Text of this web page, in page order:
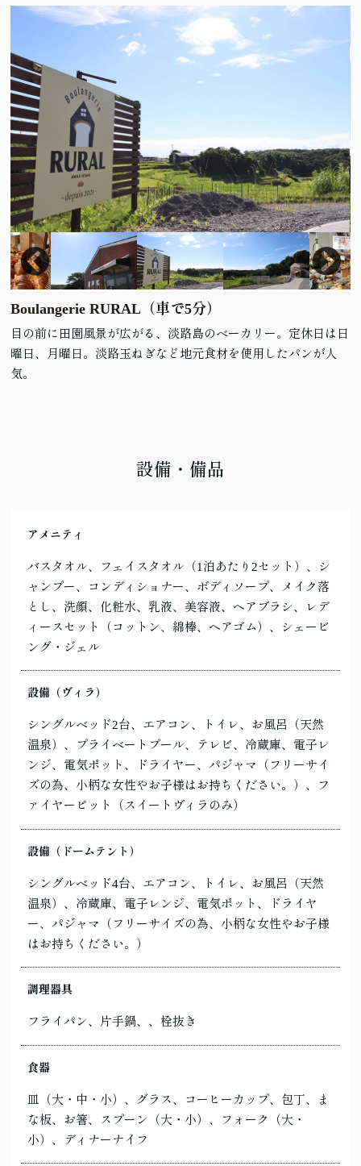
Boulangerie RURAL（車で5分）
目の前に田園風景が広がる、淡路島のベーカリー。定休日は日
曜日、月曜日。淡路玉ねぎなど地元食材を使用したパンが人
気。
設備・備品
アメニティ
バスタオル、フェイスタオル（1泊あたり2セット）、シ
ャンプー、コンディショナー、ボディソープ、メイク落
とし、洗顔、化粧水、乳液、美容液、ヘアブラシ、レデ
ィースセット（コットン、綿棒、ヘアゴム）、シェービ
ング・ジェル
設備（ヴィラ）
シングルベッド2台、エアコン、トイレ、お風呂（天然
温泉）、プライベートプール、テレビ、冷蔵庫、電子レ
ンジ、電気ポット、ドライヤー、パジャマ（フリーサイ
ズの為、小柄な女性やお子様はお持ちください。）、フ
ァイヤーピット（スイートヴィラのみ）
設備（ドームテント）
シングルベッド4台、エアコン、トイレ、お風呂（天然
温泉）、冷蔵庫、電子レンジ、電気ポット、ドライヤ
ー、パジャマ（フリーサイズの為、小柄な女性やお子様
はお持ちください。）
調理器具
フライパン、片手鍋、、栓抜き
食器
皿（大・中・小）、グラス、コーヒーカップ、包丁、ま
な板、お箸、スプーン（大・小）、フォーク（大・
小）、ディナーナイフ